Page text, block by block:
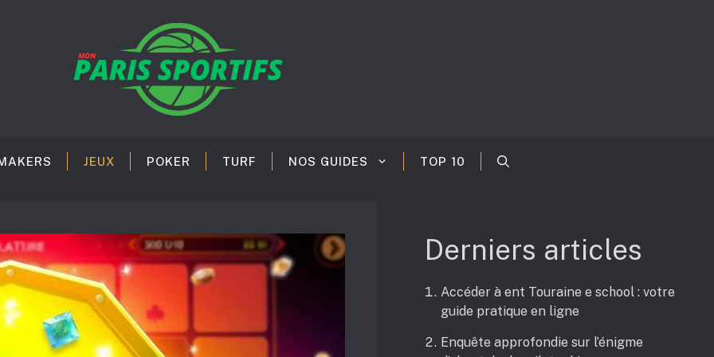
JEUX POKER TURF NOS GUIDES TOP 10
Derniers articles
Accéder à ent Touraine e school : votre
guide pratique en ligne
Enquête approfondie sur l’énigme